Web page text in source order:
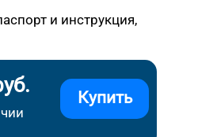
и инструкция,
Купить